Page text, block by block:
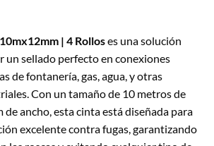
| 4 Rolloses una solución
un sellado perfecto en conexiones
de fontanería, gas, agua, y otras
Con un tamaño de 10 metros de
ancho, esta cinta está diseñada para
excelente contra fugas, garantizando